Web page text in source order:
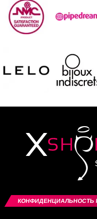
КОНФИДЕНЦИАЛЬНОСТЬ